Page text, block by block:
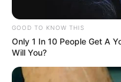
Por:Mauricio Andrés
Junio 24, 2026
GOOD TO KNOW THIS
Only 1 In 10 People Get A
Will You?